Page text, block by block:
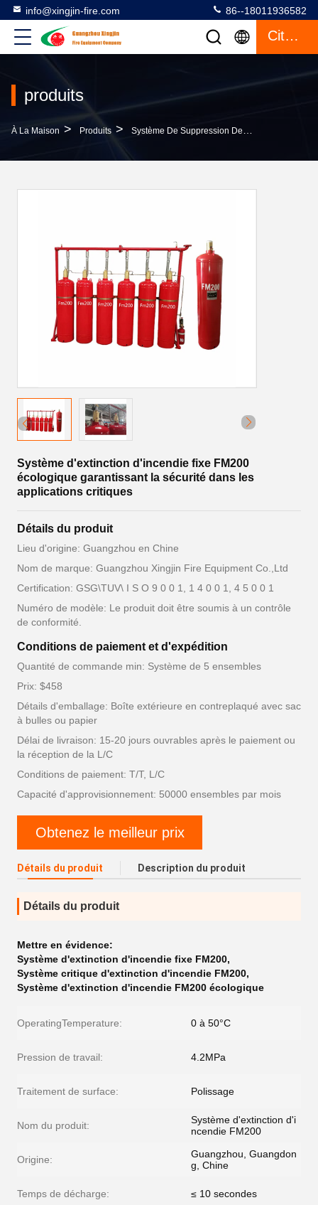
info@xingjin-fire.com 86--18011936582
Citation
produits
À La Maison > Produits > Système De Suppression Des Incendies FM200
Système d'extinction d'incendie fixe FM200
écologique garantissant la sécurité dans les
applications critiques
Détails du produit
Lieu d'origine: Guangzhou en Chine
Nom de marque: Guangzhou Xingjin Fire Equipment Co.,Ltd
Certification: GSG\TUV\ I S O 9 0 0 1, 1 4 0 0 1, 4 5 0 0 1
Numéro de modèle: Le produit doit être soumis à un contrôle
de conformité.
Conditions de paiement et d'expédition
Quantité de commande min: Système de 5 ensembles
Prix: $458
Détails d'emballage: Boîte extérieure en contreplaqué avec sac
à bulles ou papier
Délai de livraison: 15-20 jours ouvrables après le paiement ou
la réception de la L/C
Conditions de paiement: T/T, L/C
Capacité d'approvisionnement: 50000 ensembles par mois
Obtenez le meilleur prix
Détails du produit Description du produit
Détails du produit
Mettre en évidence:
Système d'extinction d'incendie fixe FM200,
Système critique d'extinction d'incendie FM200,
Système d'extinction d'incendie FM200 écologique
OperatingTemperature: 0 à 50°C
Pression de travail: 4.2MPa
Traitement de surface: Polissage
Nom du produit:
Système d'extinction d'i
ncendie FM200
Origine:
Guangzhou, Guangdon
g, Chine
Temps de décharge: ≤ 10 secondes